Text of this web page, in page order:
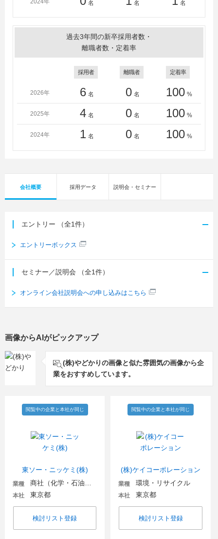
2024年 名 名 名
過去3年間の新卒採用者数・
離職者数・定着率
採用者 離職者 定着率
2026年 6 名 0 名 100 %
2025年 4 名 0 名 100 %
2024年 1 名 0 名 100 %
会社概要 採用データ 説明会・セミナー
エントリー （全1件）
エントリーボックス
セミナー／説明会 （全1件）
オンライン会社説明会への申し込みはこちら
画像からAIがピックアップ
(株)やどかりの画像と似た雰囲気の画像から企
業をおすすめしています。
東ソー・ニッケミ(株)
閲覧中の企業と本社が同じ
業種
本社 東京都
検討リスト登録
(株)ケイコーポレーション
閲覧中の企業と本社が同じ
業種 環境・リサイクル
本社 東京都
検討リスト登録